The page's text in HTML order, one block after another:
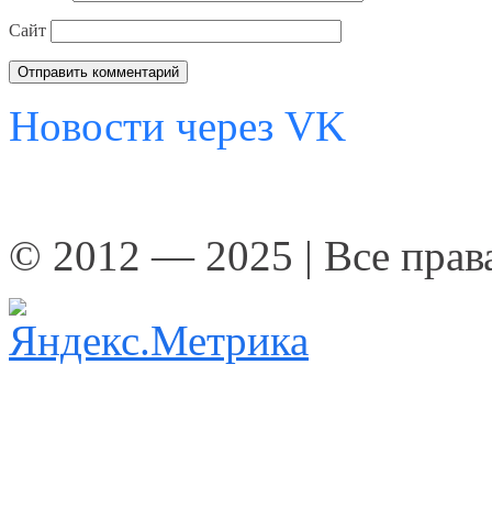
Сайт
Новости через VK
© 2012 — 2025 | Все